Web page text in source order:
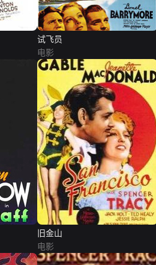
试飞员
电影
旧金山
电影